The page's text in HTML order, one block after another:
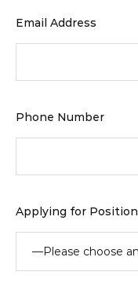
Email Address
Phone Number
Applying for Position